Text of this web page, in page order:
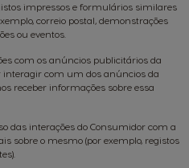
impressos e formulários similares
correio postal, demonstrações
ou eventos.
com os anúncios publicitários da
interagir com um dos anúncios da
receber informações sobre essa
das interações do Consumidor com a
sobre o mesmo (por exemplo, registos